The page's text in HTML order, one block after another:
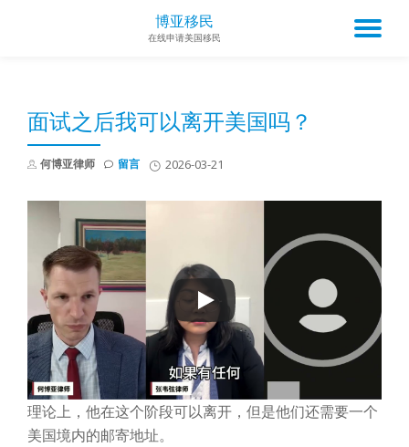
博亚移民
在线申请美国移民
面试之后我可以离开美国吗？
何博亚律师 2026-03-21
留言
理论上，他在这个阶段可以离开，但是他们还需要一个
美国境内的邮寄地址。